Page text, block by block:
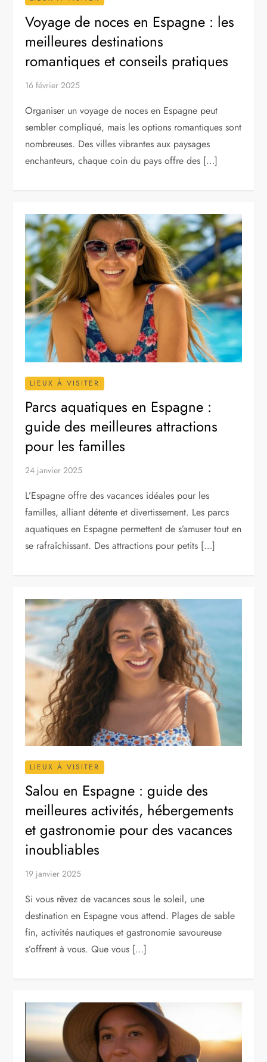
Voyage de noces en Espagne : les
meilleures destinations
romantiques et conseils pratiques
16 février 2025
Organiser un voyage de noces en Espagne peut
sembler compliqué, mais les options romantiques sont
nombreuses. Des villes vibrantes aux paysages
enchanteurs, chaque coin du pays offre des […]
LIEUX À VISITER
Parcs aquatiques en Espagne :
guide des meilleures attractions
pour les familles
24 janvier 2025
L’Espagne offre des vacances idéales pour les
familles, alliant détente et divertissement. Les parcs
aquatiques en Espagne permettent de s’amuser tout en
se rafraîchissant. Des attractions pour petits […]
LIEUX À VISITER
Salou en Espagne : guide des
meilleures activités, hébergements
et gastronomie pour des vacances
inoubliables
19 janvier 2025
Si vous rêvez de vacances sous le soleil, une
destination en Espagne vous attend. Plages de sable
fin, activités nautiques et gastronomie savoureuse
s’offrent à vous. Que vous […]